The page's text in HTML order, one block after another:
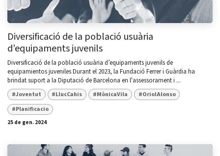
Diversificació de la població usuària
d’equipaments juvenils
Diversificació de la població usuària d’equipaments juvenils de
equipamientos juveniles Durant el 2023, la Fundació Ferrer i Guàrdia ha
brindat suport a la Diputació de Barcelona en l'assessorament i ...
#Joventut #LlucCahis #MònicaVila
#OriolAlonso
#Planificacio
25 de gen. 2024